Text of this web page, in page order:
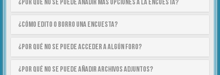
¿Por qué no se puede añadir más opciones a la encuesta?
¿Cómo edito o borro una encuesta?
¿Por qué no se puede acceder a algún foro?
¿Por qué no se puede añadir archivos adjuntos?